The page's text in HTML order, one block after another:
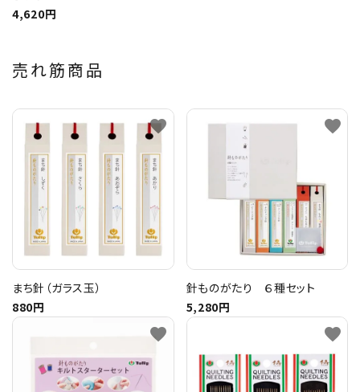
4,620円
売れ筋商品
まち針（ガラス玉）
880円
favorite
針ものがたり ６種セット
5,280円
favorite
favorite favorite